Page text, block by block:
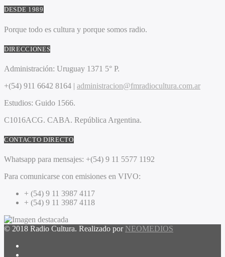
DESDE 1989
Porque todo es cultura y porque somos radio.
DIRECCIONES
Administración: Uruguay 1371 5° P.
+(54) 911 6642 8164 | administracion@fmradiocultura.com.ar
Estudios: Guido 1566.
C1016ACG. CABA. República Argentina.
CONTACTO DIRECTO
Whatsapp para mensajes: +(54) 9 11 5577 1192
Para comunicarse con emisiones en VIVO:
+ (54) 9 11 3987 4117
+ (54) 9 11 3987 4118
© 2018 Radio Cultura. Realizado por NEOMEDIOS